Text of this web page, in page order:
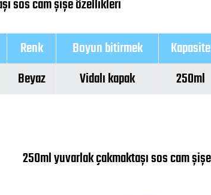
sos cam şişe özellikleri
Renk Boyun bitirmek Kapasite
Beyaz Vidalı kapak 250ml
250ml yuvarlak çakmaktaşı sos cam